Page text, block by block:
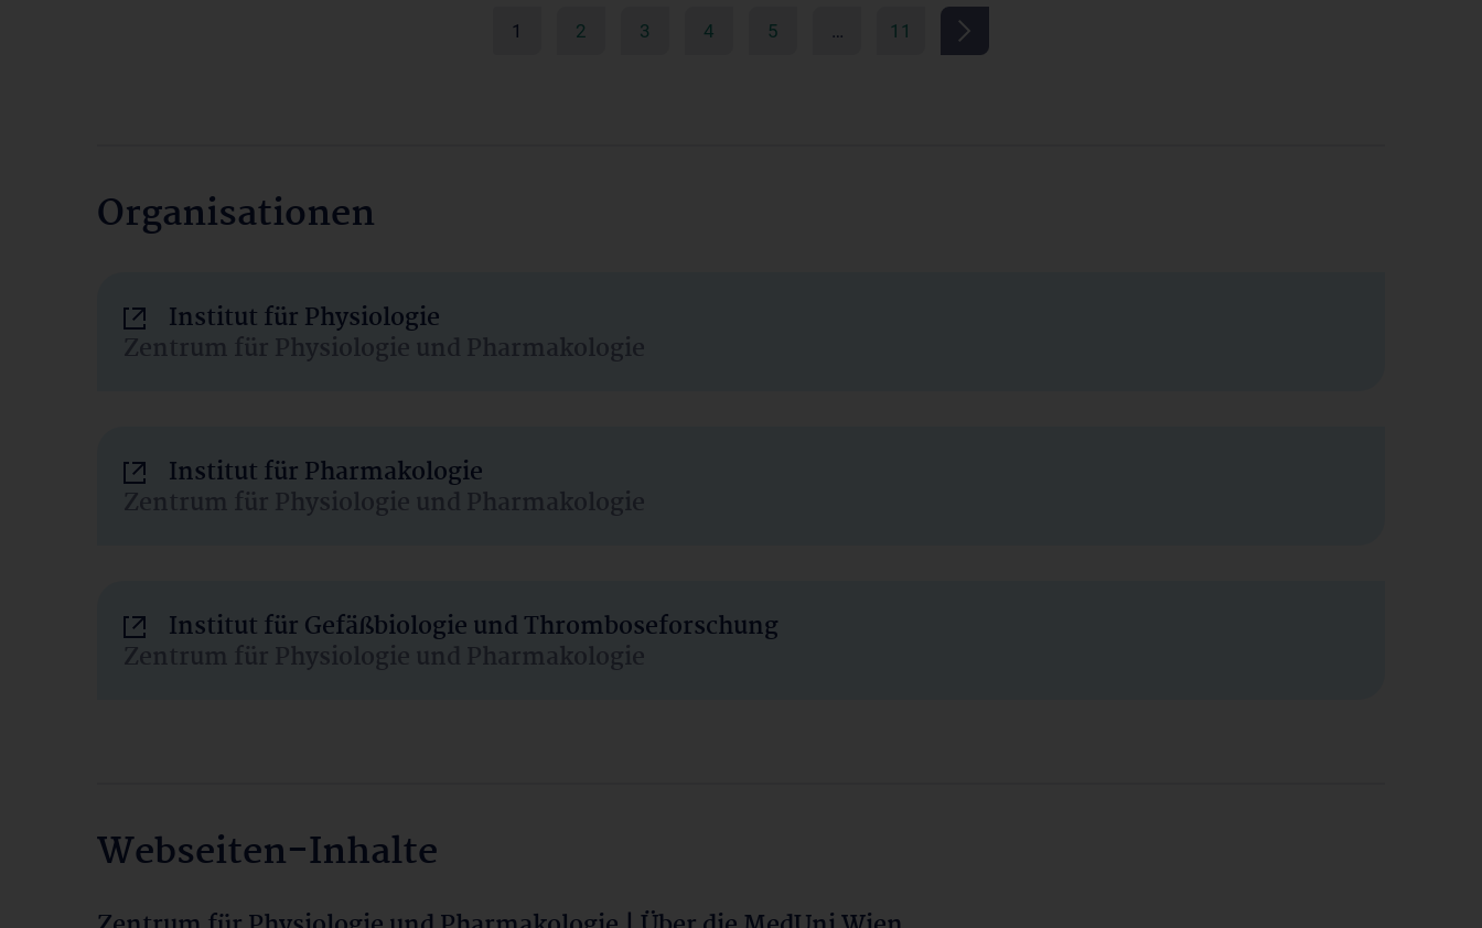
1 2 3 4 5 … 11
Organisationen
Institut für Physiologie
Zentrum für Physiologie und Pharmakologie
Institut für Pharmakologie
Zentrum für Physiologie und Pharmakologie
Institut für Gefäßbiologie und Thromboseforschung
Zentrum für Physiologie und Pharmakologie
Webseiten-Inhalte